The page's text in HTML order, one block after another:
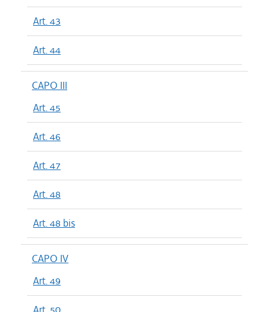
Art. 43
Art. 44
CAPO III
Art. 45
Art. 46
Art. 47
Art. 48
Art. 48 bis
CAPO IV
Art. 49